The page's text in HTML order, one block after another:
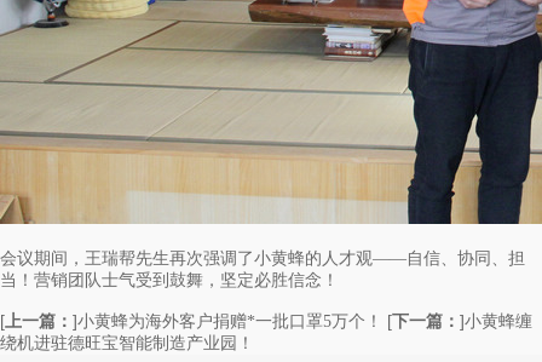
会议期间，王瑞帮先生再次强调了小黄蜂的人才观——自信、协同、担
当！营销团队士气受到鼓舞，坚定必胜信念！
[ 上一篇： ]小黄蜂为海外客户捐赠*一批口罩5万个！ [下一篇： ]小黄蜂缠
绕机进驻德旺宝智能制造产业园！